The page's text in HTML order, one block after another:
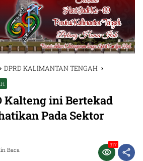
DPRD KALIMANTAN TENGAH
Kalteng ini Bertekad
Pada Sektor
Baca
317